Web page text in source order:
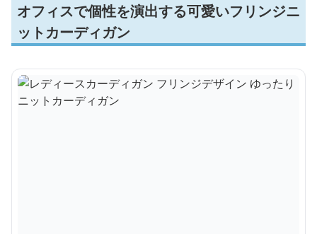
オフィスで個性を演出する可愛いフリンジニ
ットカーディガン